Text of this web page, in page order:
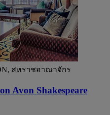
สหราชอาณาจักร
Avon Shakespeare